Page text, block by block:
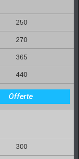
250
270
365
440
Offerte
300